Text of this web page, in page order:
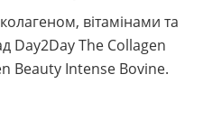
вітамінами та
Day2Day The Collagen
Beauty Intense Bovine.